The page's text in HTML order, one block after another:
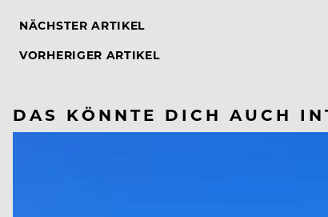
NÄCHSTER ARTIKEL
VORHERIGER ARTIKEL
DAS KÖNNTE DICH AUCH